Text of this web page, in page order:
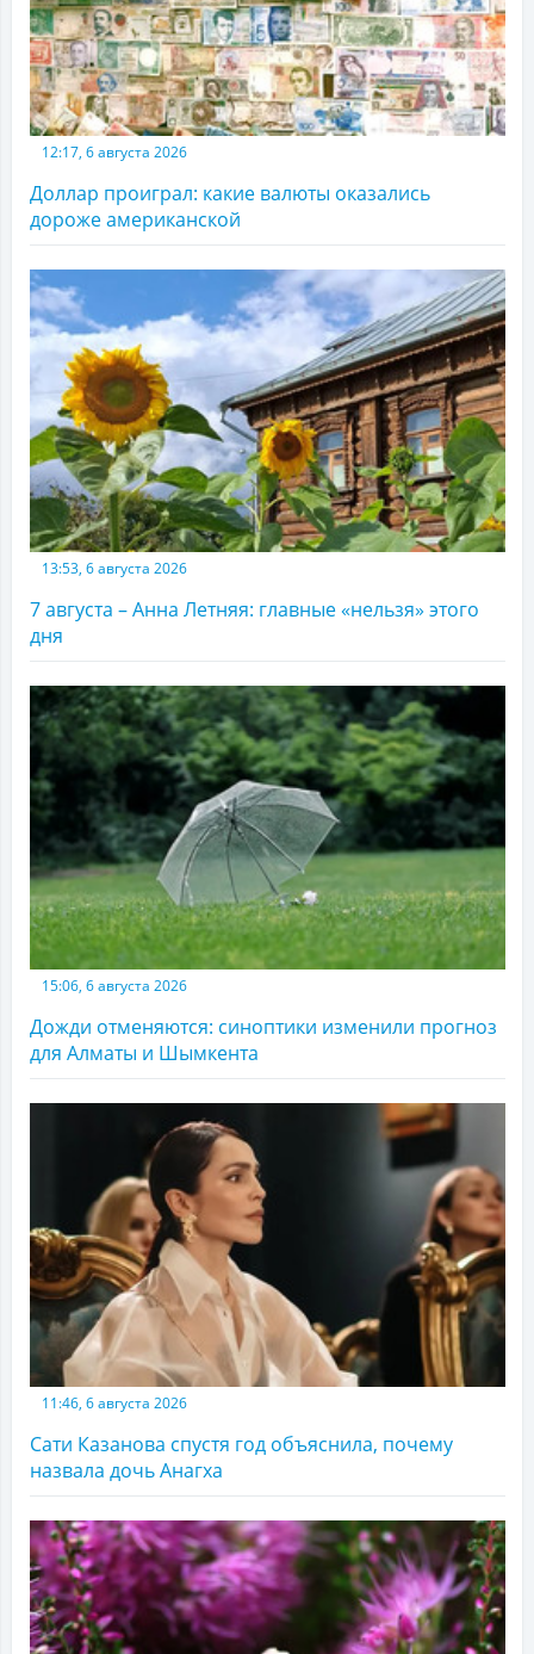
12:17, 6 августа 2026
Доллар проиграл: какие валюты оказались
дороже американской
13:53, 6 августа 2026
7 августа – Анна Летняя: главные «нельзя» этого
дня
15:06, 6 августа 2026
Дожди отменяются: синоптики изменили прогноз
для Алматы и Шымкента
11:46, 6 августа 2026
Сати Казанова спустя год объяснила, почему
назвала дочь Анагха